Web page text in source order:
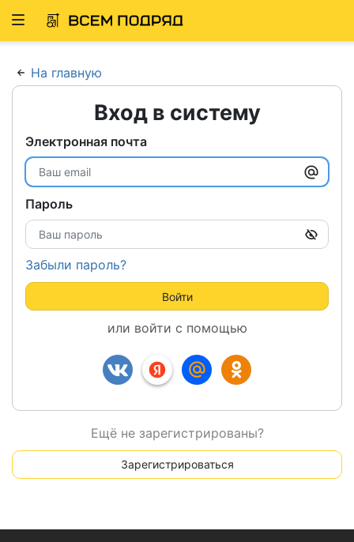
Развернуть
На главную
Вход в систему
Электронная почта
Пароль
Забыли пароль?
Войти
или войти с помощью
Ещё не зарегистрированы?
Зарегистрироваться